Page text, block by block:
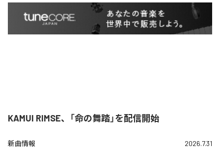
KAMUI RIMSE、「命の舞踏」を配信開始
新曲情報 2026.7.31